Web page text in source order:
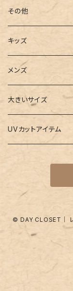
フィットネス
2点セット
3点セット
4点セット
5点セット
水着関連商品
レギンス
パスケース
ウォレット
カードケース
キーケース
メガネチェーン
ネイルグッズ
ヨガウェア
ヨガソックス
ヨガグッズ
ヨガマット
その他
キッズ
Girls
水着
バレー
Boys
水着
グッズ
メンズ
大きいサイズ
UVカットアイテム
© DAY CLOSET｜ レ